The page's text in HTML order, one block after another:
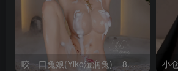
咬一口兔娘(Yiko湿润兔) – 8月 鸣潮-芙露德莉斯 [63P]